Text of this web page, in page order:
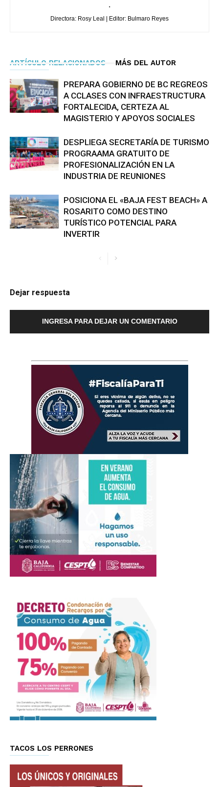
.
Directora: Rosy Leal | Editor: Bulmaro Reyes
ARTÍCULO RELACIONADOS MÁS DEL AUTOR
PREPARA GOBIERNO DE BC REGREOS
A CCLASES CON INFRAESTRUCTURA
FORTALECIDA, CERTEZA AL
MAGISTERIO Y APOYOS SOCIALES
DESPLIEGA SECRETARÍA DE TURISMO
PROGRAAMA GRATUITO DE
PROFESIONALIZACIÓN EN LA
INDUSTRIA DE REUNIONES
POSICIONA EL «BAJA FEST BEACH» A
ROSARITO COMO DESTINO
TURÍSTICO POTENCIAL PARA
INVERTIR
Dejar respuesta
INGRESA PARA DEJAR UN COMENTARIO
TACOS LOS PERRONES